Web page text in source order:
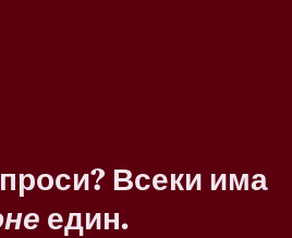
Всеки има
един.